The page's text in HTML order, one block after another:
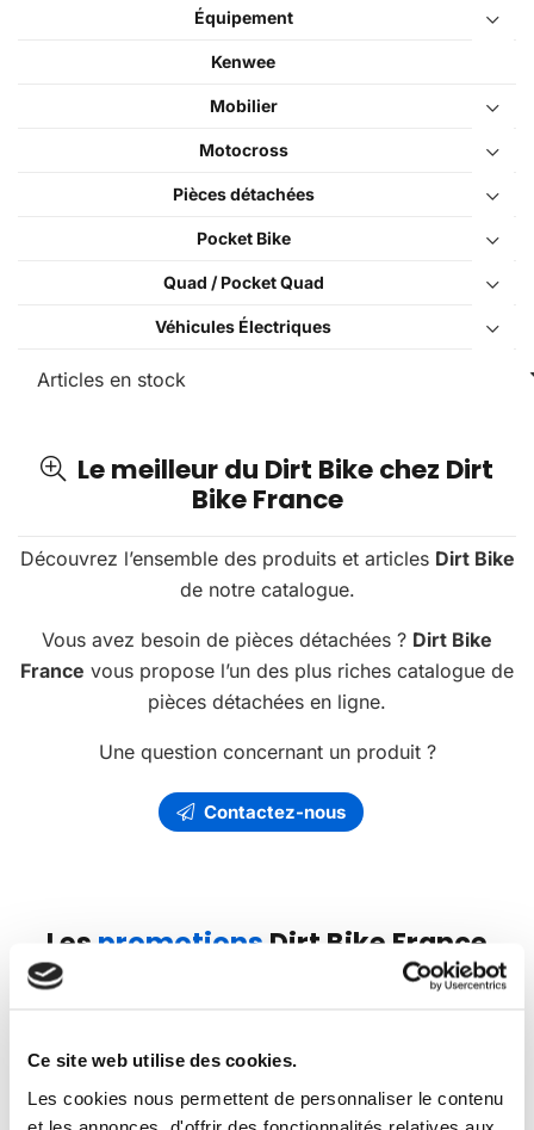
Ce site web utilise des cookies.
Les cookies nous permettent de personnaliser le contenu
et les annonces, d'offrir des fonctionnalités relatives aux
Équipement
Kenwee
Mobilier
Motocross
Pièces détachées
Pocket Bike
Quad / Pocket Quad
Véhicules Électriques
Le meilleur du Dirt Bike chez Dirt
Bike France
Découvrez l’ensemble des produits et articles Dirt Bike
de notre catalogue.
Vous avez besoin de pièces détachées ? Dirt Bike
France vous propose l’un des plus riches catalogue de
pièces détachées en ligne.
Une question concernant un produit ?
Contactez-nous
Les promotions Dirt Bike France
PROMO
-35€